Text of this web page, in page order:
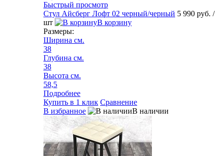
Быстрый просмотр
Стул Айсберг Лофт 02 черный/черный 5 990 руб. /
шт
В корзину
Размеры:
Ширина см.
38
Глубина см.
38
Высота см.
58,5
Подробнее
Купить в 1 клик Сравнение
В избранное
В наличии